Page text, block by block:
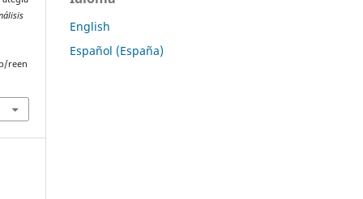
reen
English
Español (España)